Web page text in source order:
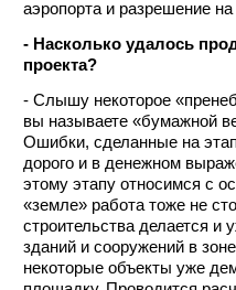
аэропорта и разрешение
- Насколько удалось
проекта?
- Слышу некоторое
вы называете «бумажной
Ошибки, сделанные на
дорого и в денежном
этому этапу относимся с
«земле» работа тоже не
строительства делается и
зданий и сооружений в
некоторые объекты уже